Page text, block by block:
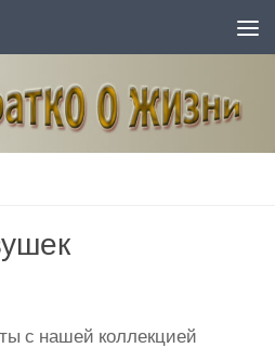
с нашей коллекцией